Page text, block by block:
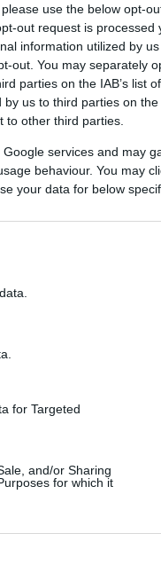
use the below opt-
out request is processed
information utilized by
out. You may separately
parties on the IAB’s list
by us to third parties on the
to other third parties.
services and may
behaviour. You may
your data for below
for Targeted
and/or Sharing
for which it